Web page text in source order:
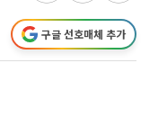
구글 선호매체 추가